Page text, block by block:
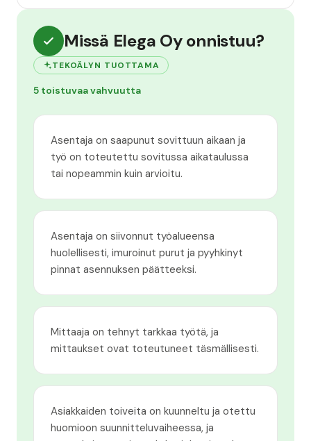
Missä Elega Oy onnistuu?
TEKOÄLYN TUOTTAMA
5 toistuvaa vahvuutta
Asentaja on saapunut sovittuun aikaan ja
työ on toteutettu sovitussa aikataulussa
tai nopeammin kuin arvioitu.
Asentaja on siivonnut työalueensa
huolellisesti, imuroinut purut ja pyyhkinyt
pinnat asennuksen päätteeksi.
Mittaaja on tehnyt tarkkaa työtä, ja
mittaukset ovat toteutuneet täsmällisesti.
Asiakkaiden toiveita on kuunneltu ja otettu
huomioon suunnitteluvaiheessa, ja